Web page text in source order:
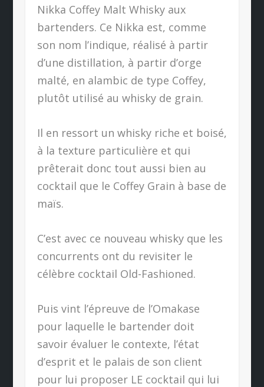
Nikka Coffey Malt Whisky aux
bartenders. Ce Nikka est, comme
son nom l’indique, réalisé à partir
d’une distillation, à partir d’orge
malté, en alambic de type Coffey,
plutôt utilisé au whisky de grain.
Il en ressort un whisky riche et boisé,
à la texture particulière et qui
prêterait donc tout aussi bien au
cocktail que le Coffey Grain à base de
maïs.
C’est avec ce nouveau whisky que les
concurrents ont du revisiter le
célèbre cocktail Old-Fashioned.
Puis vint l’épreuve de l’Omakase
pour laquelle le bartender doit
savoir évaluer le contexte, l’état
d’esprit et le palais de son client
pour lui proposer LE cocktail qui lui